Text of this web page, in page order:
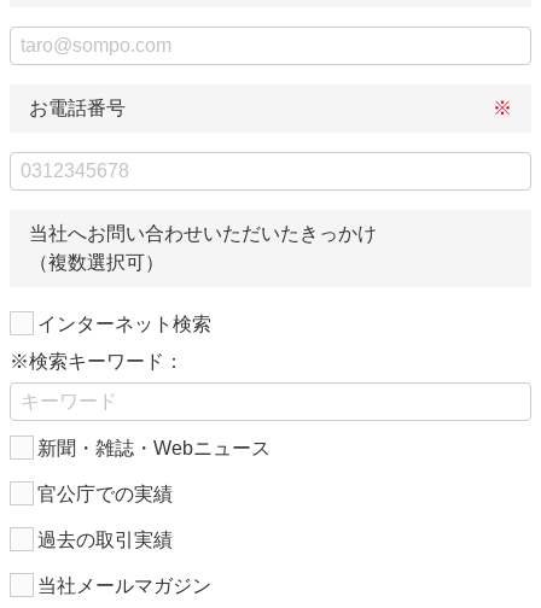
お電話番号
当社へお問い合わせいただいたきっかけ
（複数選択可）
インターネット検索
※検索キーワード：
新聞・雑誌・Webニュース
官公庁での実績
過去の取引実績
当社メールマガジン